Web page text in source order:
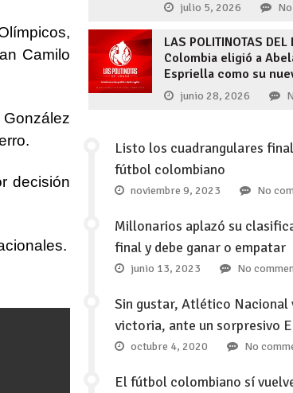
Camilo
decisión
julio 5, 2026
LAS POLITINOTAS DEL
Colombia eligió a
Espriella como su
junio 28, 2026
Listo los cuadrangulares
fútbol colombiano
noviembre 9, 2023 No
Millonarios aplazó su
final y debe ganar o empatar
junio 13, 2023 No
Sin gustar, Atlético Nacional
victoria, ante un sorpresivo
octubre 4, 2020 No
El fútbol colombiano sí